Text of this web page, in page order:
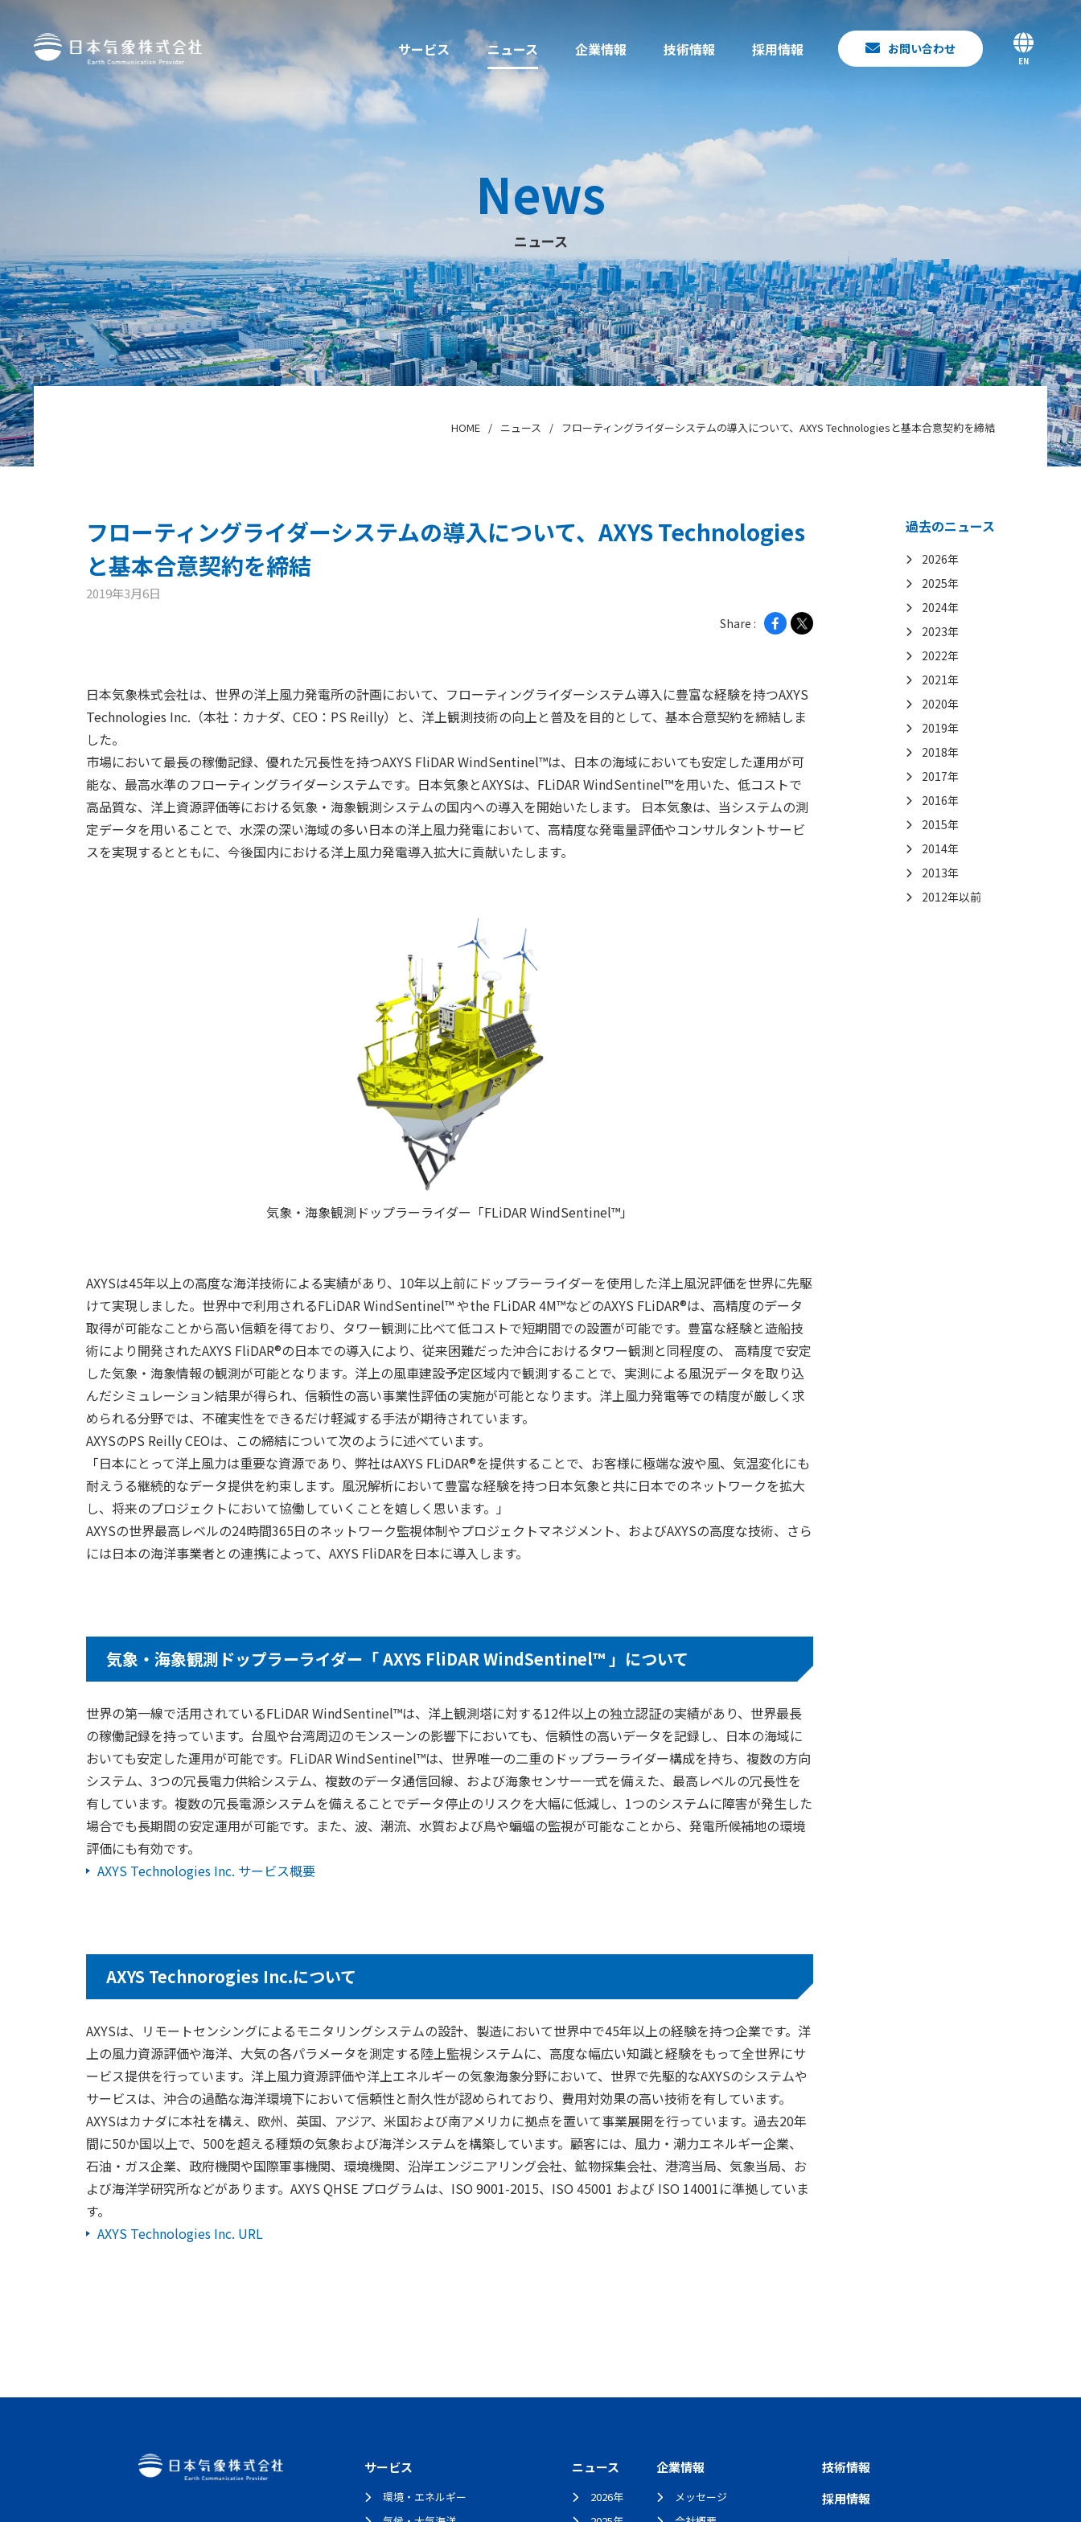
サービス ニュース 企業情報 技術情報 採用情報 お問い合わせ
EN
News
ニュース
HOME ニュース フローティングライダーシステムの導入について、AXYS Technologiesと基本合意契約を締結
フローティングライダーシステムの導入について、AXYS Technologies
と基本合意契約を締結
2019年3月6日
Share :
日本気象株式会社は、世界の洋上風力発電所の計画において、フローティングライダーシステム導入に豊富な経験を持つAXYS
Technologies Inc.（本社：カナダ、CEO：PS Reilly）と、洋上観測技術の向上と普及を目的として、基本合意契約を締結しま
した。
市場において最長の稼働記録、優れた冗長性を持つAXYS FliDAR WindSentinel™は、日本の海域においても安定した運用が可
能な、最高水準のフローティングライダーシステムです。日本気象とAXYSは、FLiDAR WindSentinel™を用いた、低コストで
高品質な、洋上資源評価等における気象・海象観測システムの国内への導入を開始いたします。 日本気象は、当システムの測
定データを用いることで、水深の深い海域の多い日本の洋上風力発電において、高精度な発電量評価やコンサルタントサービ
スを実現するとともに、今後国内における洋上風力発電導入拡大に貢献いたします。
気象・海象観測ドップラーライダー「FLiDAR WindSentinel™」
AXYSは45年以上の高度な海洋技術による実績があり、10年以上前にドップラーライダーを使用した洋上風況評価を世界に先駆
けて実現しました。世界中で利用されるFLiDAR WindSentinel™ やthe FLiDAR 4M™などのAXYS FLiDAR®は、高精度のデータ
取得が可能なことから高い信頼を得ており、タワー観測に比べて低コストで短期間での設置が可能です。豊富な経験と造船技
術により開発されたAXYS FliDAR®の日本での導入により、従来困難だった沖合におけるタワー観測と同程度の、 高精度で安定
した気象・海象情報の観測が可能となります。洋上の風車建設予定区域内で観測することで、実測による風況データを取り込
んだシミュレーション結果が得られ、信頼性の高い事業性評価の実施が可能となります。洋上風力発電等での精度が厳しく求
められる分野では、不確実性をできるだけ軽減する手法が期待されています。
AXYSのPS Reilly CEOは、この締結について次のように述べています。
「日本にとって洋上風力は重要な資源であり、弊社はAXYS FLiDAR®を提供することで、お客様に極端な波や風、気温変化にも
耐えうる継続的なデータ提供を約束します。風況解析において豊富な経験を持つ日本気象と共に日本でのネットワークを拡大
し、将来のプロジェクトにおいて協働していくことを嬉しく思います。」
AXYSの世界最高レベルの24時間365日のネットワーク監視体制やプロジェクトマネジメント、およびAXYSの高度な技術、さら
には日本の海洋事業者との連携によって、AXYS FliDARを日本に導入します。
気象・海象観測ドップラーライダー「 AXYS FliDAR WindSentinel™ 」について
世界の第一線で活用されているFLiDAR WindSentinel™は、洋上観測塔に対する12件以上の独立認証の実績があり、世界最長
の稼働記録を持っています。台風や台湾周辺のモンスーンの影響下においても、信頼性の高いデータを記録し、日本の海域に
おいても安定した運用が可能です。FLiDAR WindSentinel™は、世界唯一の二重のドップラーライダー構成を持ち、複数の方向
システム、3つの冗長電力供給システム、複数のデータ通信回線、および海象センサー一式を備えた、最高レベルの冗長性を
有しています。複数の冗長電源システムを備えることでデータ停止のリスクを大幅に低減し、1つのシステムに障害が発生した
場合でも長期間の安定運用が可能です。また、波、潮流、水質および鳥や蝙蝠の監視が可能なことから、発電所候補地の環境
評価にも有効です。
AXYS Technologies Inc. サービス概要
AXYS Technorogies Inc.について
AXYSは、リモートセンシングによるモニタリングシステムの設計、製造において世界中で45年以上の経験を持つ企業です。洋
上の風力資源評価や海洋、大気の各パラメータを測定する陸上監視システムに、高度な幅広い知識と経験をもって全世界にサ
ービス提供を行っています。洋上風力資源評価や洋上エネルギーの気象海象分野において、世界で先駆的なAXYSのシステムや
サービスは、沖合の過酷な海洋環境下において信頼性と耐久性が認められており、費用対効果の高い技術を有しています。
AXYSはカナダに本社を構え、欧州、英国、アジア、米国および南アメリカに拠点を置いて事業展開を行っています。過去20年
間に50か国以上で、500を超える種類の気象および海洋システムを構築しています。顧客には、風力・潮力エネルギー企業、
石油・ガス企業、政府機関や国際軍事機関、環境機関、沿岸エンジニアリング会社、鉱物採集会社、港湾当局、気象当局、お
よび海洋学研究所などがあります。AXYS QHSE プログラムは、ISO 9001-2015、ISO 45001 および ISO 14001に準拠していま
す。
AXYS Technologies Inc. URL
過去のニュース
2026年
2025年
2024年
2023年
2022年
2021年
2020年
2019年
2018年
2017年
2016年
2015年
2014年
2013年
2012年以前
サービス
環境・エネルギー
ニュース
2026年
企業情報
メッセージ
技術情報
採用情報